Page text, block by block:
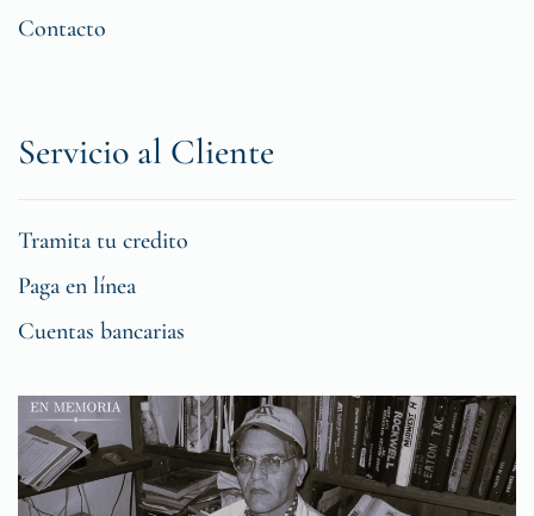
Contacto
Servicio al Cliente
Tramita tu credito
Paga en línea
Cuentas bancarias